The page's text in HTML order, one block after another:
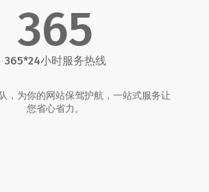
365
365*24小时服务热线
，为你的网站保驾护航，一站式服务让
您省心省力。